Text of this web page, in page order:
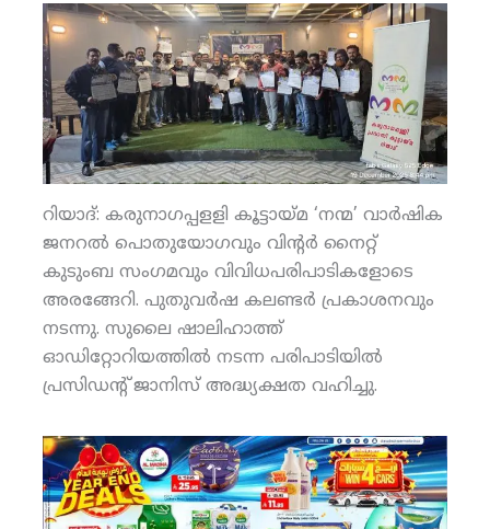
റിയാദ്: കരുനാഗപ്പളളി കൂട്ടായ്മ ‘നന്മ’ വാര്‍ഷിക
ജനറല്‍ പൊതുയോഗവും വിന്റര്‍ നൈറ്റ്
കുടുംബ സംഗമവും വിവിധപരിപാടികളോടെ
അരങ്ങേറി. പുതുവര്‍ഷ കലണ്ടര്‍ പ്രകാശനവും
നടന്നു. സുലൈ ഷാലിഹാത്ത്
ഓഡിറ്റോറിയത്തില്‍ നടന്ന പരിപാടിയില്‍
പ്രസിഡന്റ് ജാനിസ് അദ്ധ്യക്ഷത വഹിച്ചു.